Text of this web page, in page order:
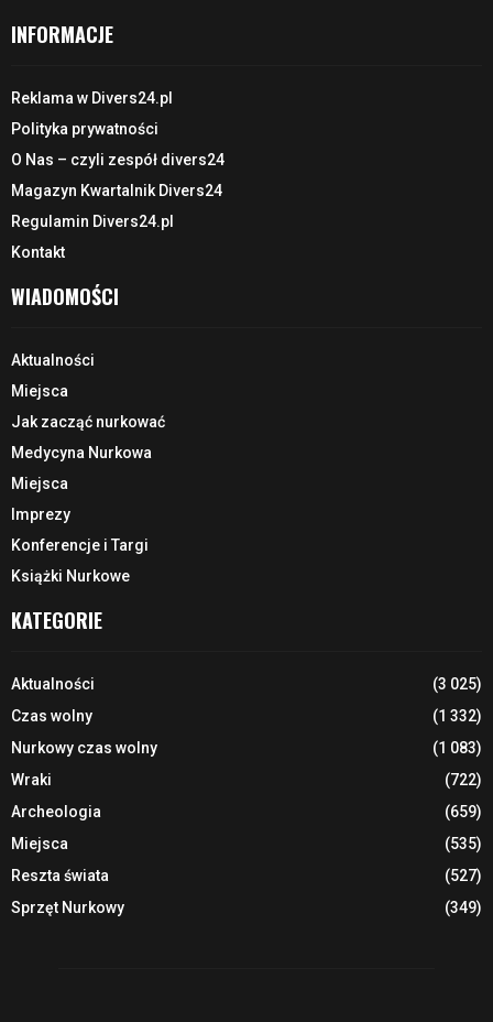
INFORMACJE
Reklama w Divers24.pl
Polityka prywatności
O Nas – czyli zespół divers24
Magazyn Kwartalnik Divers24
Regulamin Divers24.pl
Kontakt
WIADOMOŚCI
Aktualności
Miejsca
Jak zacząć nurkować
Medycyna Nurkowa
Miejsca
Imprezy
Konferencje i Targi
Książki Nurkowe
KATEGORIE
Aktualności
(3 025)
Czas wolny
(1 332)
Nurkowy czas wolny
(1 083)
Wraki
(722)
Archeologia
(659)
Miejsca
(535)
Reszta świata
(527)
Sprzęt Nurkowy
(349)